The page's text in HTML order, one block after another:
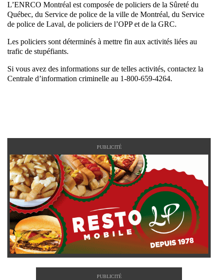
L’ENRCO Montréal est composée de policiers de la Sûreté du
Québec, du Service de police de la ville de Montréal, du Service
de police de Laval, de policiers de l’OPP et de la GRC.
Les policiers sont déterminés à mettre fin aux activités liées au
trafic de stupéfiants.
Si vous avez des informations sur de telles activités, contactez la
Centrale d’information criminelle au 1-800-659-4264.
PUBLICITÉ
PUBLICITÉ